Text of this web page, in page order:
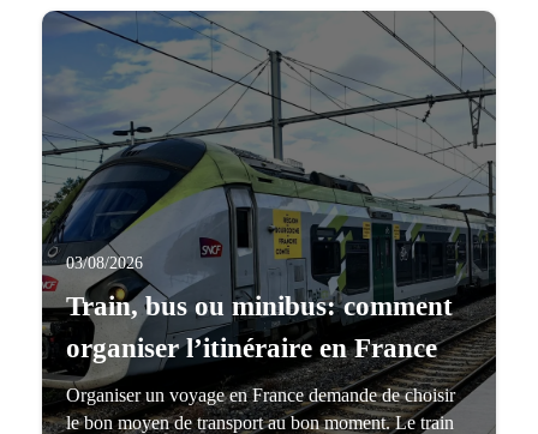
03/08/2026
Train, bus ou minibus: comment
organiser l’itinéraire en France
Organiser un voyage en France demande de choisir
le bon moyen de transport au bon moment. Le train